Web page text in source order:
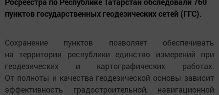
пунктов государственных геодезических сетей (ГГС).
Сохранение пунктов позволяет обеспечивать
на территории республики единство измерений при
геодезических и картографических работах.
От полноты и качества геодезической основы зависит
эффективность градостроительной, навигационной